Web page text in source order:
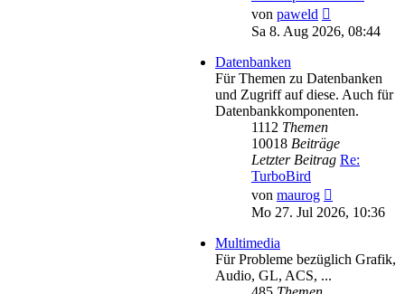
von paweld
Beitrag
Sa 8. Aug 2026, 08:44
Datenbanken
Für Themen zu Datenbanken
und Zugriff auf diese. Auch für
Datenbankkomponenten.
1112 Themen
10018 Beiträge
Letzter Beitrag Re:
TurboBird
von maurog
Beitrag
Mo 27. Jul 2026, 10:36
Multimedia
Für Probleme bezüglich Grafik,
Audio, GL, ACS, ...